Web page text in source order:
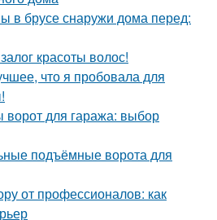
в брусе снаружи дома перед:
красоты волос!
что я пробовала для
для гаража: выбор
подъёмные ворота для
от профессионалов: как